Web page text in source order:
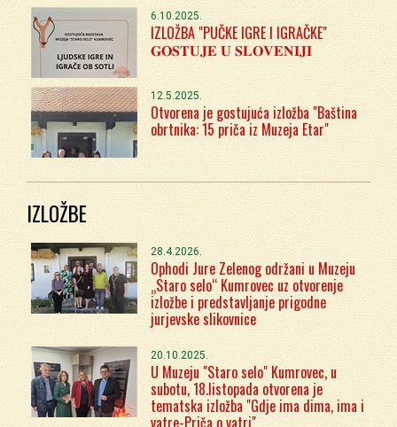
6.10.2025.
IZLOŽBA "PUČKE IGRE I IGRAČKE"
𝐆𝐎𝐒𝐓𝐔𝐉𝐄 𝐔 𝐒𝐋𝐎𝐕𝐄𝐍𝐈𝐉𝐈
12.5.2025.
Otvorena je gostujuća izložba "Baština
obrtnika: 15 priča iz Muzeja Etar"
IZLOŽBE
28.4.2026.
Ophodi Jure Zelenog održani u Muzeju
„Staro selo“ Kumrovec uz otvorenje
izložbe i predstavljanje prigodne
jurjevske slikovnice
20.10.2025.
U Muzeju "Staro selo" Kumrovec, u
subotu, 18.listopada otvorena je
tematska izložba "Gdje ima dima, ima i